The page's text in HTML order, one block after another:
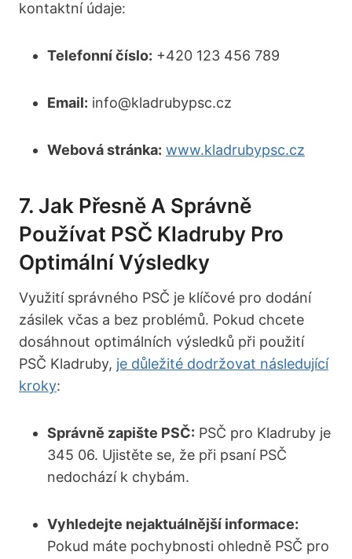
kontaktní údaje:
Telefonní číslo: +420 123 456 789
Email: info@kladrubypsc.cz
Webová stránka: www.kladrubypsc.cz
7. Jak Přesně A Správně
Používat PSČ Kladruby Pro
Optimální Výsledky
Využití správného PSČ je klíčové pro dodání
zásilek včas a bez problémů. Pokud chcete
dosáhnout optimálních výsledků při použití
PSČ Kladruby, je důležité dodržovat následující
kroky:
Správně zapište PSČ: PSČ pro Kladruby je
345 06. Ujistěte se, že při psaní PSČ
nedochází k chybám.
Vyhledejte nejaktuálnější informace:
Pokud máte pochybnosti ohledně PSČ pro